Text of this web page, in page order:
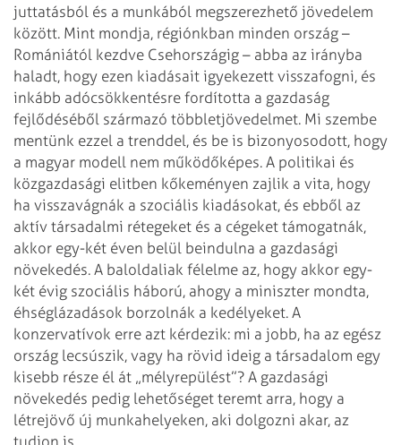
juttatásból és a munkából megszerezhető jövedelem
között. Mint mondja, régiónkban minden ország –
Romániától kezdve Cseh­országig – abba az irányba
haladt, hogy ezen kiadásait igyekezett visszafogni, és
inkább adócsökkentésre fordította a gazdaság
fejlődéséből származó többletjövedelmet. Mi szembe
mentünk ezzel a trenddel, és be is bizonyosodott, hogy
a magyar modell nem működőképes. A politikai és
közgazdasági elitben kőkeményen zajlik a vita, hogy
ha visszavágnák a szociális kiadásokat, és ebből az
aktív társadalmi rétegeket és a cégeket támogatnák,
akkor egy-két éven belül beindulna a gazdasági
növekedés. A baloldaliak félelme az, hogy akkor egy-
két évig szociális háború, ahogy a miniszter mondta,
éhséglázadások borzolnák a kedélyeket. A
konzervatívok erre azt kérdezik: mi a jobb, ha az egész
ország lecsúszik, vagy ha rövid ideig a társadalom egy
kisebb része él át „mélyrepülést”? A gazdasági
növekedés pedig lehetőséget teremt arra, hogy a
létrejövő új munkahelyeken, aki dolgozni akar, az
tudjon is.